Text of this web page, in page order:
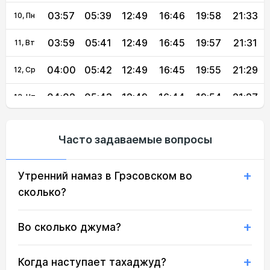
10, Пн 03:57 05:39 12:49 16:46 19:58 21:33
11, Вт 03:59 05:41 12:49 16:45 19:57 21:31
12, Ср 04:00 05:42 12:49 16:45 19:55 21:29
13, Чт 04:02 05:43 12:49 16:44 19:54 21:27
16, Вс 04:07 05:47 12:48 16:41 21:21
18, Вт 04:11 05:49 21:17
19, Ср 04:12 05:50 12:48 16:39 21:15
Часто задаваемые вопросы
Утренний намаз в Грэсовском во
сколько?
Во сколько джума?
Когда наступает тахаджуд?